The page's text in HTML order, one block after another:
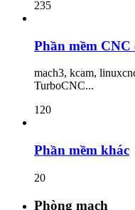
235
Phần mềm CNC
mach3, kcam,
TurboCNC...
120
Phần mềm khác
20
Phòng mạch